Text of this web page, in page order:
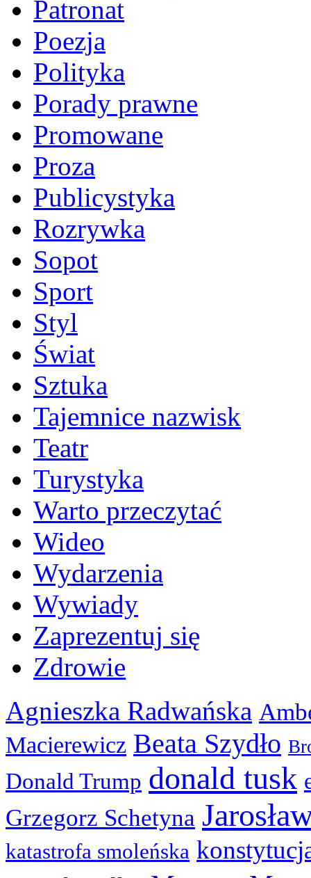
Patronat
Poezja
Polityka
Porady prawne
Promowane
Proza
Publicystyka
Rozrywka
Sopot
Sport
Styl
Świat
Sztuka
Tajemnice nazwisk
Teatr
Turystyka
Warto przeczytać
Wideo
Wydarzenia
Wywiady
Zaprezentuj się
Zdrowie
Agnieszka Radwańska
Macierewicz Beata Szydło
Donald Trump donald tusk
Grzegorz Schetyna
katastrofa smoleńska